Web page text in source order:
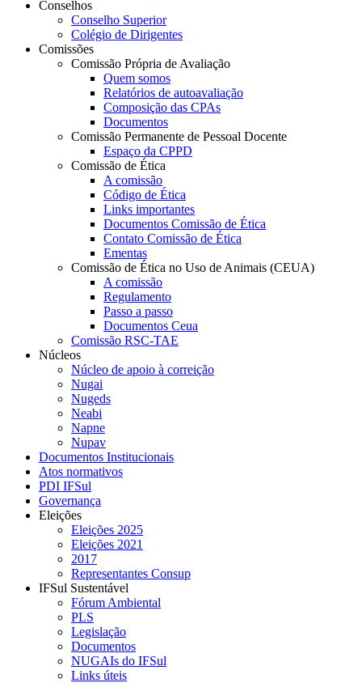
Conselhos
Conselho Superior
Colégio de Dirigentes
Comissões
Comissão Própria de Avaliação
Quem somos
Relatórios de autoavaliação
Composição das CPAs
Documentos
Comissão Permanente de Pessoal Docente
Espaço da CPPD
Comissão de Ética
A comissão
Código de Ética
Links importantes
Documentos Comissão de Ética
Contato Comissão de Ética
Ementas
Comissão de Ética no Uso de Animais (CEUA)
A comissão
Regulamento
Passo a passo
Documentos Ceua
Comissão RSC-TAE
Núcleos
Núcleo de apoio à correição
Nugai
Nugeds
Neabi
Napne
Nupav
Documentos Institucionais
Atos normativos
PDI IFSul
Governança
Eleições
Eleições 2025
Eleições 2021
2017
Representantes Consup
IFSul Sustentável
Fórum Ambiental
PLS
Legislação
Documentos
NUGAIs do IFSul
Links úteis